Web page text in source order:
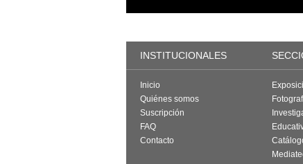
INSTITUCIONALES
Inicio
Quiénes somos
Suscripción
FAQ
Contacto